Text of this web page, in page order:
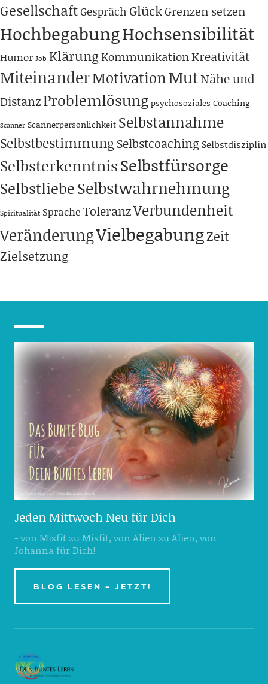
GesellschaftGespräch GlückGrenzen setzen
HochbegabungHochsensibilität
Humor Job KlärungKommunikationKreativität
MiteinanderMotivationMutNähe und
DistanzProblemlösungpsychosoziales Coaching
Scanner Scannerpersönlichkeit Selbstannahme
Selbstbestimmung Selbstcoaching Selbstdisziplin
SelbsterkenntnisSelbstfürsorge
SelbstliebeSelbstwahrnehmung
Spiritualität Sprache ToleranzVerbundenheit
VeränderungVielbegabungZeit
Zielsetzung
Jeden Mittwoch Neu für Dich
- von Misfit zu Misfit, von Alien zu Alien, von
Johanna für Dich!
BLOG LESEN - JETZT!